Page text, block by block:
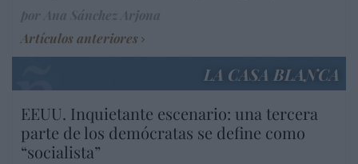
Artículos anteriores
LA CASA BLANCA
EEUU. Inquietante escenario: una tercera
parte de los demócratas se define como
“socialista”